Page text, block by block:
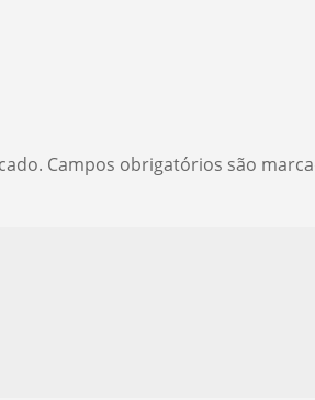
Campos obrigatórios são